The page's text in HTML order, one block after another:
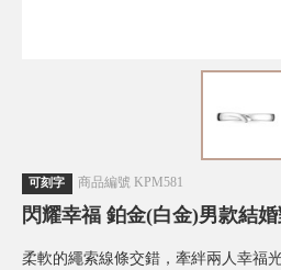
可刻字 商品編號 KPM581
閃耀幸福 鉑金(白金)男款結
柔軟的繩索線條交錯，牽絆兩人幸福光